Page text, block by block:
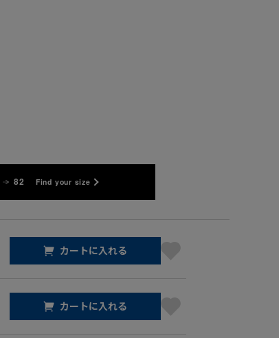
82 Find your size
カートに入れる
カートに入れる